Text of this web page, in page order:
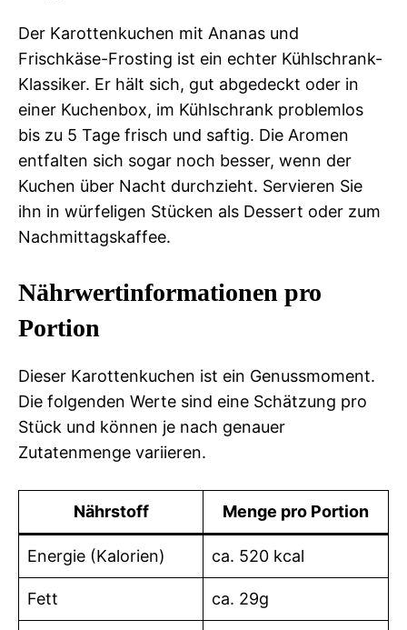
Der Karottenkuchen mit Ananas und
Frischkäse-Frosting ist ein echter Kühlschrank-
Klassiker. Er hält sich, gut abgedeckt oder in
einer Kuchenbox, im Kühlschrank problemlos
bis zu 5 Tage frisch und saftig. Die Aromen
entfalten sich sogar noch besser, wenn der
Kuchen über Nacht durchzieht. Servieren Sie
ihn in würfeligen Stücken als Dessert oder zum
Nachmittagskaffee.
Nährwertinformationen pro
Portion
Dieser Karottenkuchen ist ein Genussmoment.
Die folgenden Werte sind eine Schätzung pro
Stück und können je nach genauer
Zutatenmenge variieren.
Nährstoff Menge pro Portion
Energie (Kalorien) ca. 520 kcal
Fett ca. 29g